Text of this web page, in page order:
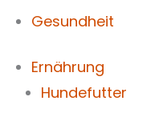
Gesundheit
Ernährung
Hundefutter